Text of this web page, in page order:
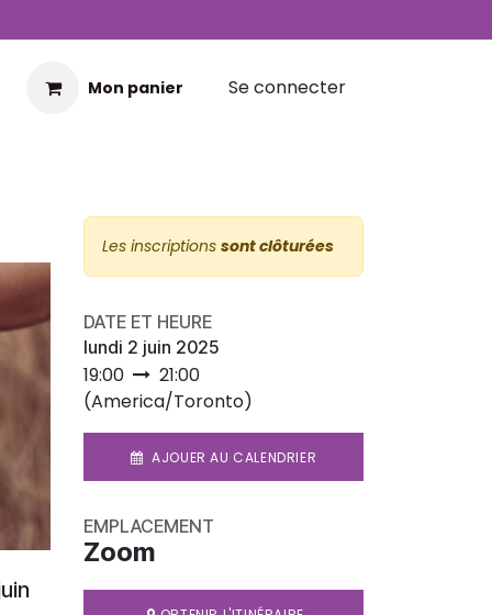
Mon panier Se connecter
Les inscriptions sont clôturées
DATE ET HEURE
lundi 2 juin 2025
19:00
21:00
(America/Toronto)
AJOUER AU CALENDRIER
EMPLACEMENT
Zoom